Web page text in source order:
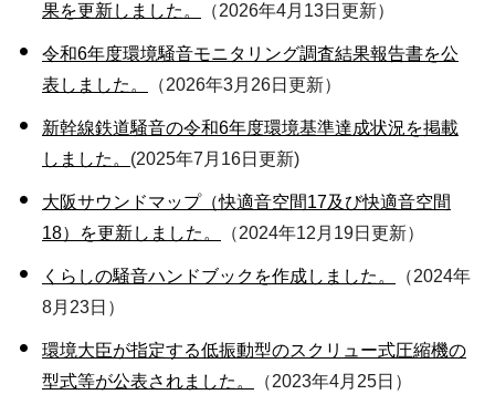
果を更新しました。
（2026年4月13日更新）
令和6年度環境騒音モニタリング調査結果報告書を公
表しました。
（2026年3月26日更新）
新幹線鉄道騒音の令和6年度環境基準達成状況を掲載
しました。 (2025年7月16日更新)
大阪サウンドマップ（快適音空間17及び快適音空間
18）を更新しました。
（2024年12月19日更新）
くらしの騒音ハンドブックを作成しました。
（2024年
8月23日）
環境大臣が指定する低振動型のスクリュー式圧縮機の
型式等が公表されました。
（2023年4月25日）